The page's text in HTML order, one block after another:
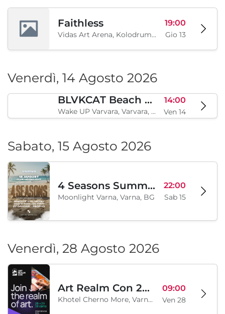
Faithless
Vidas Art Arena, Kolodrum, Borisova gradina, Sofia, BG
19:00
Gio 13
Venerdì, 14 Agosto 2026
BLVKCAT Beach Festival 2026, Wake up Varvara 14:00
Sabato, 15 Agosto 2026
4 Seasons Summer Edition 22:00
Venerdì, 28 Agosto 2026